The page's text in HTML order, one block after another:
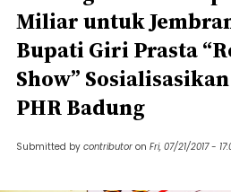
Miliar untuk
Bupati Giri Prasta
Show”
PHR Badung
Submitted by contributor on Fri, 07/21/2017 -